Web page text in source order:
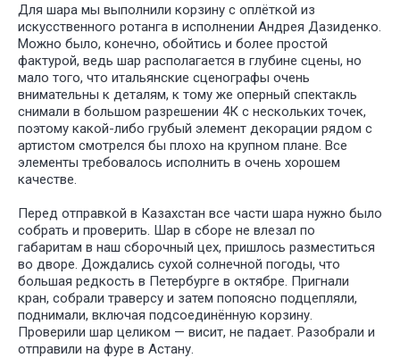
Для шара мы выполнили корзину с оплёткой из
искусственного ротанга в исполнении Андрея Дазиденко.
Можно было, конечно, обойтись и более простой
фактурой, ведь шар располагается в глубине сцены, но
мало того, что итальянские сценографы очень
внимательны к деталям, к тому же оперный спектакль
снимали в большом разрешении 4К с нескольких точек,
поэтому какой-либо грубый элемент декорации рядом с
артистом смотрелся бы плохо на крупном плане. Все
элементы требовалось исполнить в очень хорошем
качестве.
Перед отправкой в Казахстан все части шара нужно было
собрать и проверить. Шар в сборе не влезал по
габаритам в наш сборочный цех, пришлось разместиться
во дворе. Дождались сухой солнечной погоды, что
большая редкость в Петербурге в октябре. Пригнали
кран, собрали траверсу и затем попоясно подцепляли,
поднимали, включая подсоединённую корзину.
Проверили шар целиком — висит, не падает. Разобрали и
отправили на фуре в Астану.